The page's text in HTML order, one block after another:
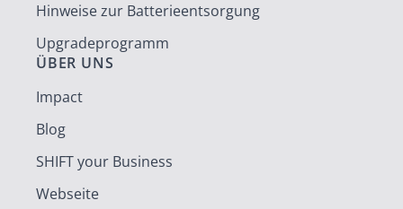
Hinweise zur Batterieentsorgung
Upgradeprogramm
ÜBER UNS
Impact
Blog
SHIFT your Business
Webseite